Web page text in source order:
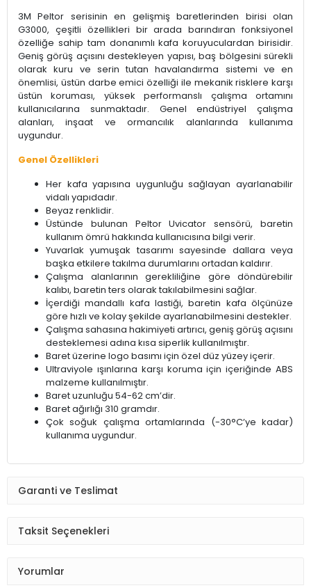
3M Peltor serisinin en gelişmiş baretlerinden birisi olan
G3000, çeşitli özellikleri bir arada barındıran fonksiyonel
özelliğe sahip tam donanımlı kafa koruyuculardan birisidir.
Geniş görüş açısını destekleyen yapısı, baş bölgesini sürekli
olarak kuru ve serin tutan havalandırma sistemi ve en
önemlisi, üstün darbe emici özelliği ile mekanik risklere karşı
üstün koruması, yüksek performanslı çalışma ortamını
kullanıcılarına sunmaktadır. Genel endüstriyel çalışma
alanları, inşaat ve ormancılık alanlarında kullanıma
uygundur.
Genel Özellikleri
Her kafa yapısına uygunluğu sağlayan ayarlanabilir
vidalı yapıdadır.
Beyaz renklidir.
Üstünde bulunan Peltor Uvicator sensörü, baretin
kullanım ömrü hakkında kullanıcısına bilgi verir.
Yuvarlak yumuşak tasarımı sayesinde dallara veya
başka etkilere takılma durumlarını ortadan kaldırır.
Çalışma alanlarının gerekliliğine göre döndürebilir
kalıbı, baretin ters olarak takılabilmesini sağlar.
İçerdiği mandallı kafa lastiği, baretin kafa ölçünüze
göre hızlı ve kolay şekilde ayarlanabilmesini destekler.
Çalışma sahasına hakimiyeti artırıcı, geniş görüş açısını
desteklemesi adına kısa siperlik kullanılmıştır.
Baret üzerine logo basımı için özel düz yüzey içerir.
Ultraviyole ışınlarına karşı koruma için içeriğinde ABS
malzeme kullanılmıştır.
Baret uzunluğu 54-62 cm’dir.
Baret ağırlığı 310 gramdır.
Çok soğuk çalışma ortamlarında (-30°C’ye kadar)
kullanıma uygundur.
Garanti ve Teslimat
Taksit Seçenekleri
Yorumlar